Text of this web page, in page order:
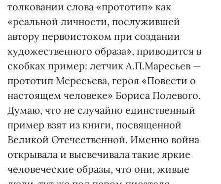
толковании слова «прототип» как
«реальной личности, послужившей
автору первоистоком при создании
художественного образа», приводится в
скобках пример: летчик А.П.Маресьев —
прототип Мересьева, героя «Повести о
настоящем человеке» Бориса Полевого.
Думаю, что не случайно единственный
пример взят из книги, посвященной
Великой Отечественной. Именно война
открывала и высвечивала такие яркие
человеческие образы, что они, живые